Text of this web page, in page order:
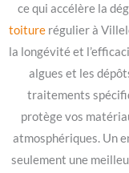
ce qui accélère la
toiture régulier à
la longévité et
algues et les
traitements
protège vos
atmosphériques. Un
seulement une